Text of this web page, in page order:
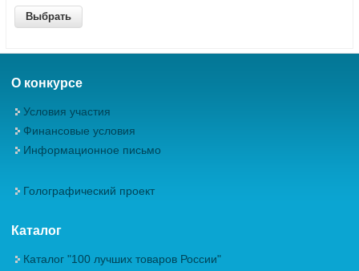
О конкурсе
Условия участия
Финансовые условия
Информационное письмо
Голографический проект
Каталог
Каталог "100 лучших товаров России"